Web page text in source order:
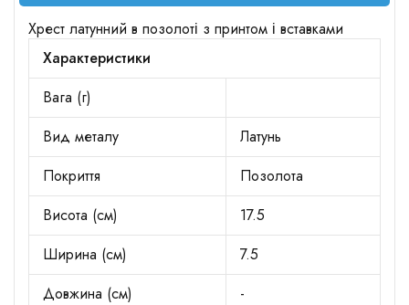
Хрест латунний в позолоті з принтом і вставками
Характеристики
Вага (г)
Вид металу
Латунь
Покриття
Позолота
Висота (см)
17.5
Ширина (см)
7.5
Довжина (см)
-